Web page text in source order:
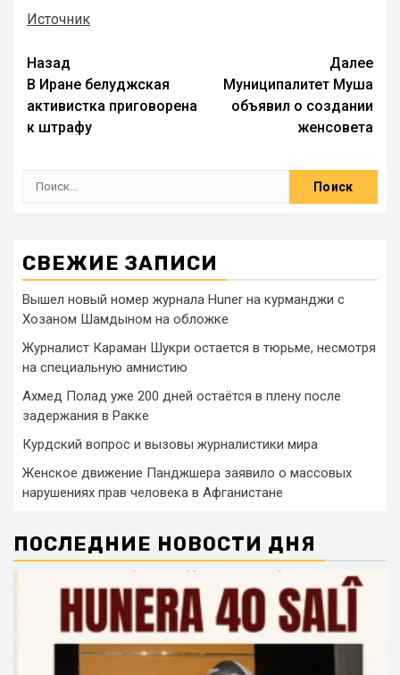
Источник
Назад
В Иране белуджская
активистка приговорена
к штрафу
Далее
Муниципалитет Муша
объявил о создании
женсовета
СВЕЖИЕ ЗАПИСИ
Вышел новый номер журнала Huner на курманджи с
Хозаном Шамдыном на обложке
Журналист Караман Шукри остается в тюрьме, несмотря
на специальную амнистию
Ахмед Полад уже 200 дней остаётся в плену после
задержания в Ракке
Курдский вопрос и вызовы журналистики мира
Женское движение Панджшера заявило о массовых
нарушениях прав человека в Афганистане
ПОСЛЕДНИЕ НОВОСТИ ДНЯ